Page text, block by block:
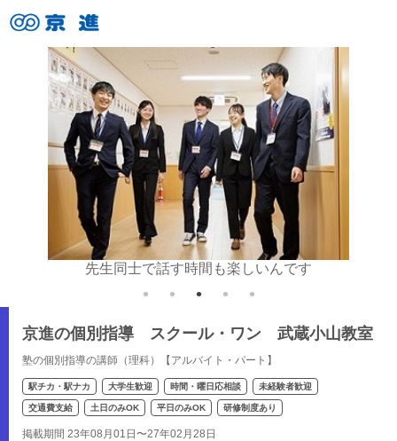
先生同士で話す時間も楽しいんです
京進の個別指導 スクール・ワン 武蔵小山教室
塾の個別指導の講師（理科）【アルバイト・パート】
駅チカ・駅ナカ 大学生歓迎 時間・曜日応相談 未経験者歓迎
交通費支給 土日のみOK 平日のみOK 研修制度あり
掲載期間 23年08月01日〜27年02月28日